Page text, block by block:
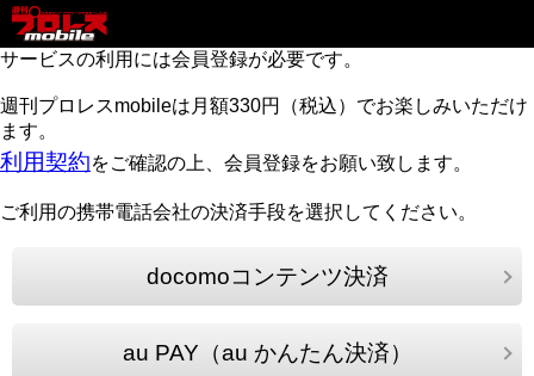
サービスの利用には会員登録が必要です。
週刊プロレスmobileは月額330円（税込）でお楽しみいただけ
ます。
利用契約をご確認の上、会員登録をお願い致します。
ご利用の携帯電話会社の決済手段を選択してください。
docomoコンテンツ決済
au PAY（au かんたん決済）